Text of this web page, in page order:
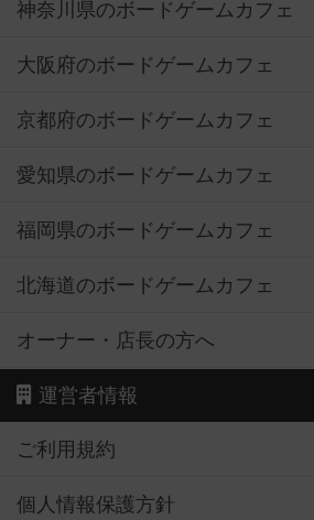
神奈川県のボードゲームカフェ
大阪府のボードゲームカフェ
京都府のボードゲームカフェ
愛知県のボードゲームカフェ
福岡県のボードゲームカフェ
北海道のボードゲームカフェ
オーナー・店長の方へ
運営者情報
ご利用規約
個人情報保護方針